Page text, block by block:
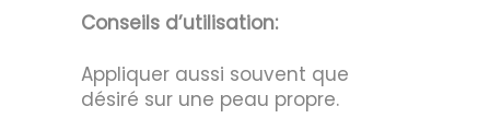
Conseils d’utilisation:
Appliquer aussi souvent que
désiré sur une peau propre.